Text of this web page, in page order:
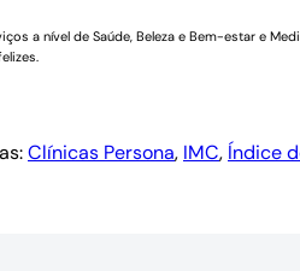
a nível de Saúde, Beleza e Bem-estar e
Clínicas Persona, IMC, Índice